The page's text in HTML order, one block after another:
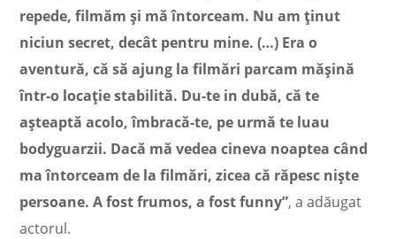
repede, filmăm și mă întorceam. Nu am ținut
niciun secret, decât pentru mine. (…) Era o
aventură, că să ajung la filmări parcam mășină
într-o locație stabilită. Du-te in dubă, că te
așteaptă acolo, îmbracă-te, pe urmă te luau
bodyguarzii. Dacă mă vedea cineva noaptea când
ma întorceam de la filmări, zicea că răpesc niște
persoane. A fost frumos, a fost funny”, a adăugat
actorul.